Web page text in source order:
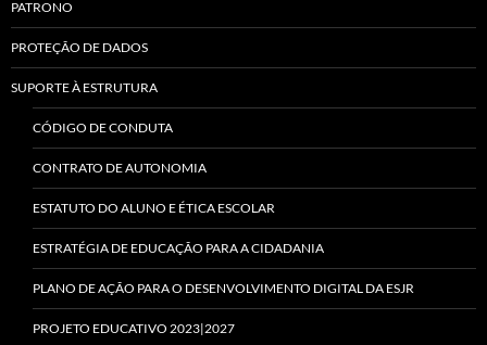
PATRONO
PROTEÇÃO DE DADOS
SUPORTE À ESTRUTURA
CÓDIGO DE CONDUTA
CONTRATO DE AUTONOMIA
ESTATUTO DO ALUNO E ÉTICA ESCOLAR
ESTRATÉGIA DE EDUCAÇÃO PARA A CIDADANIA
PLANO DE AÇÃO PARA O DESENVOLVIMENTO DIGITAL DA ESJR
PROJETO EDUCATIVO 2023|2027